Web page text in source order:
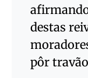
destas
pôr